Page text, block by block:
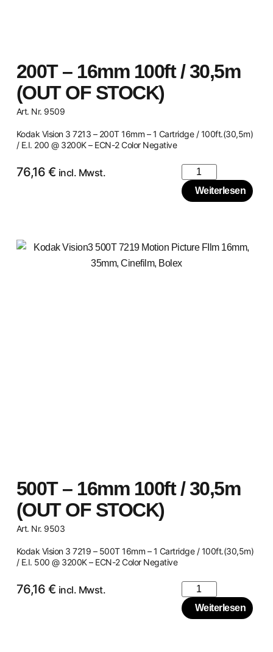
200T – 16mm 100ft / 30,5m
(OUT OF STOCK)
Art. Nr. 9509
Kodak Vision 3 7213 – 200T 16mm – 1 Cartridge / 100ft.(30,5m)
/ E.I. 200 @ 3200K – ECN-2 Color Negative
76,16 € incl. Mwst.
Weiterlesen
500T – 16mm 100ft / 30,5m
(OUT OF STOCK)
Art. Nr. 9503
Kodak Vision 3 7219 – 500T 16mm – 1 Cartridge / 100ft.(30,5m)
/ E.I. 500 @ 3200K – ECN-2 Color Negative
76,16 € incl. Mwst.
Weiterlesen